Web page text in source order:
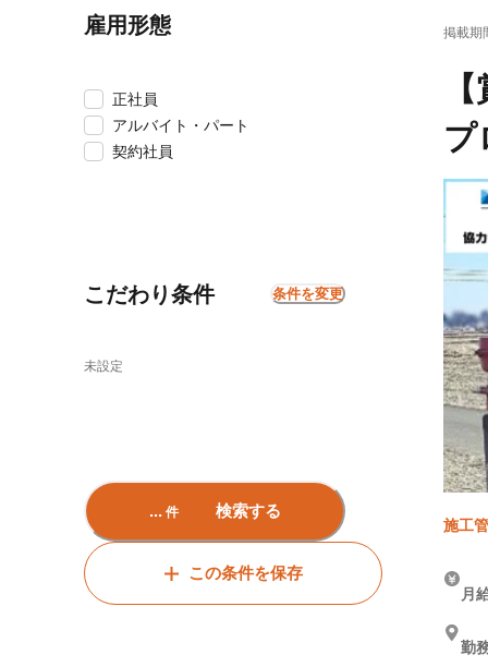
雇用形態
正社員
アルバイト・パート
契約社員
こだわり条件 条件を変更
未設定
... 件 検索する
この条件を保存
掲載期
施工
プ
月
勤